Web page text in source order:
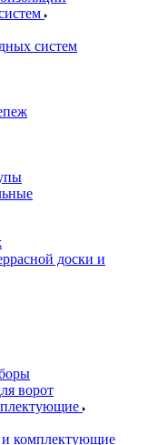
систем
доски и
ворот
и комплектующие